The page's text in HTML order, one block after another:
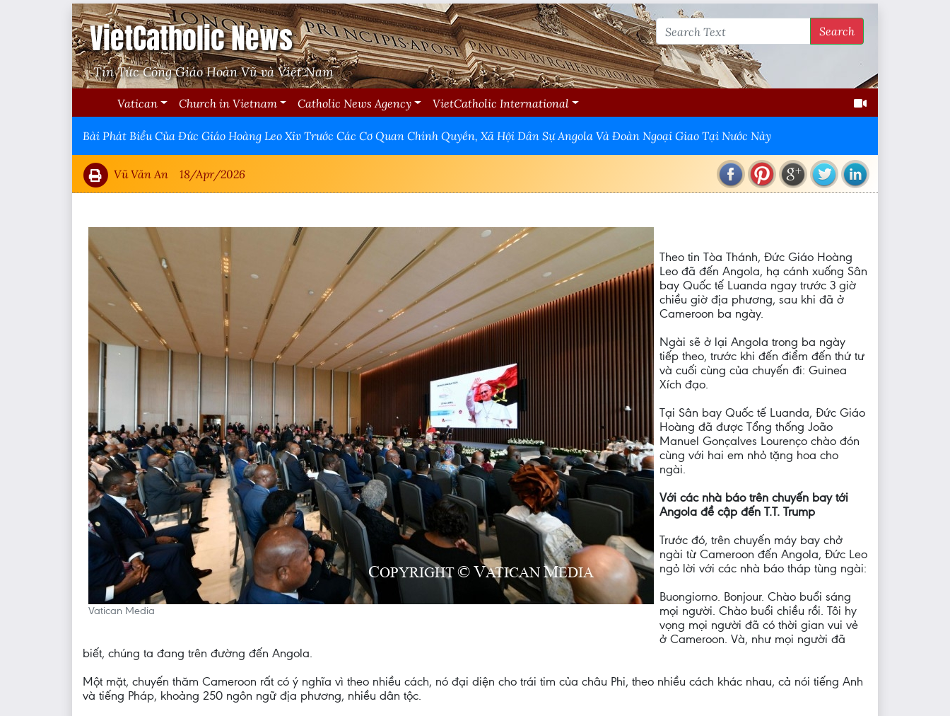
VietCatholic News
Tin Tức Công Giáo Hoàn Vũ và Việt Nam
Search
Vatican Church in Vietnam Catholic News Agency VietCatholic International
Bài Phát Biểu Của Đức Giáo Hoàng Leo Xiv Trước Các Cơ Quan Chính Quyền, Xã Hội Dân Sự Angola Và Đoàn Ngoại Giao Tại Nước Này
Vũ Văn An 18/Apr/2026
Vatican Media
Theo tin Tòa Thánh, Đức Giáo Hoàng
Leo đã đến Angola, hạ cánh xuống Sân
bay Quốc tế Luanda ngay trước 3 giờ
chiều giờ địa phương, sau khi đã ở
Cameroon ba ngày.
Ngài sẽ ở lại Angola trong ba ngày
tiếp theo, trước khi đến điểm đến thứ tư
và cuối cùng của chuyến đi: Guinea
Xích đạo.
Tại Sân bay Quốc tế Luanda, Đức Giáo
Hoàng đã được Tổng thống João
Manuel Gonçalves Lourenço chào đón
cùng với hai em nhỏ tặng hoa cho
ngài.
Với các nhà báo trên chuyến bay tới
Angola đề cập đến T.T. Trump
Trước đó, trên chuyến máy bay chở
ngài từ Cameroon đến Angola, Đức Leo
ngỏ lời với các nhà báo tháp tùng ngài:
Buongiorno. Bonjour. Chào buổi sáng
mọi người. Chào buổi chiều rồi. Tôi hy
vọng mọi người đã có thời gian vui vẻ
ở Cameroon. Và, như mọi người đã
biết, chúng ta đang trên đường đến Angola.
Một mặt, chuyến thăm Cameroon rất có ý nghĩa vì theo nhiều cách, nó đại diện cho trái tim của châu Phi, theo nhiều cách khác nhau, cả nói tiếng Anh
và tiếng Pháp, khoảng 250 ngôn ngữ địa phương, nhiều dân tộc.